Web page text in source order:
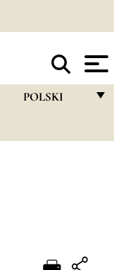
POLSKI
DEUTSCH